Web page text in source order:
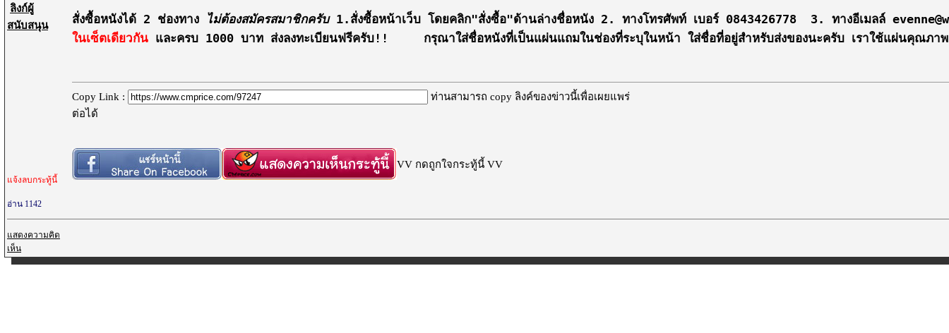
ลิงก์ผู้
สนับสนุน
สั่งซื้อหนังได้ 2 ช่องทาง ไม่ต้องสมัครสมาชิกครับ 1.สั่งซื้อหน้าเว็บ โดยคลิก"สั่งซื้อ"ด้านล่างชื่อหนัง 2. ทางโทรศัพท์ เบอร์ 0843426778  3. ทางอีเมลล์
ในเซ็ตเดียวกัน และครบ 1000 บาท ส่งลงทะเบียนฟรีครับ!!     กรุณาใส่ชื่อหนังที่เป็นแผ่นแถมในช่องที่ระบุในหน้า ใส่ชื่อที่อยู่สำหรับส่งของนะครับ เราใช้แผ่นคุณ
Copy Link :
ท่านสามารถ copy ลิงค์ของข่าวนี้เพื่อเผยแพร่
ต่อได้
VV กดถูกใจกระทู้นี้ VV
แจ้งลบกระทู้นี้
อ่าน 1142
แสดงความคิด
เห็น